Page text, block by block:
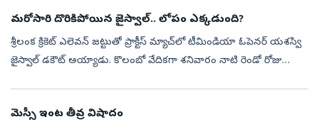
మరోసారి దొరికిపోయిన జైస్వాల్‌.. లోపం ఎక్కడుంది?
శ్రీలంక క్రికెట్‌ ఎలెవన్‌ జట్టుతో ప్రాక్టీస్‌ మ్యాచ్‌లో టీమిండియా ఓపెనర్‌ యశస్వి
జైస్వాల్‌ డకౌట్‌ అయ్యాడు. కొలంబో వేదికగా శనివారం నాటి రెండో రోజు
మెస్సీ ఇంట తీవ్ర విషాదం